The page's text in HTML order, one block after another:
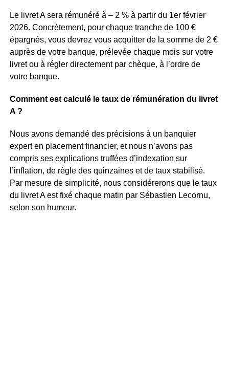
Le livret A sera rémunéré à – 2 % à partir du 1er février
2026. Concrètement, pour chaque tranche de 100 €
épargnés, vous devrez vous acquitter de la somme de 2 €
auprès de votre banque, prélevée chaque mois sur votre
livret ou à régler directement par chèque, à l’ordre de
votre banque.
Comment est calculé le taux de rémunération du livret
A ?
Nous avons demandé des précisions à un banquier
expert en placement financier, et nous n’avons pas
compris ses explications truffées d’indexation sur
l’inflation, de règle des quinzaines et de taux stabilisé.
Par mesure de simplicité, nous considérerons que le taux
du livret A est fixé chaque matin par Sébastien Lecornu,
selon son humeur.